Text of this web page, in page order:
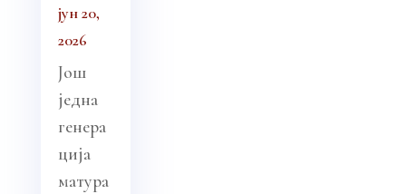
јун 20,
2026
Још
једна
генера
ција
матура